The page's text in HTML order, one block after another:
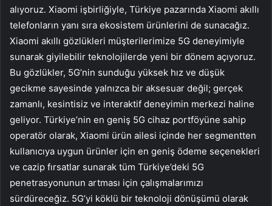
alıyoruz. Xiaomi işbirliğiyle, Türkiye pazarında Xiaomi akıllı
telefonların yanı sıra ekosistem ürünlerini de sunacağız.
Xiaomi akıllı gözlükleri müşterilerimize 5G deneyimiyle
sunarak giyilebilir teknolojilerde yeni bir dönem açıyoruz.
Bu gözlükler, 5G’nin sunduğu yüksek hız ve düşük
gecikme sayesinde yalnızca bir aksesuar değil; gerçek
zamanlı, kesintisiz ve interaktif deneyimin merkezi haline
geliyor. Türkiye’nin en geniş 5G cihaz portföyüne sahip
operatör olarak, Xiaomi ürün ailesi içinde her segmentten
kullanıcıya uygun ürünler için en geniş ödeme seçenekleri
ve cazip fırsatlar sunarak tüm Türkiye’deki 5G
penetrasyonunun artması için çalışmalarımızı
sürdüreceğiz. 5G’yi köklü bir teknoloji dönüşümü olarak